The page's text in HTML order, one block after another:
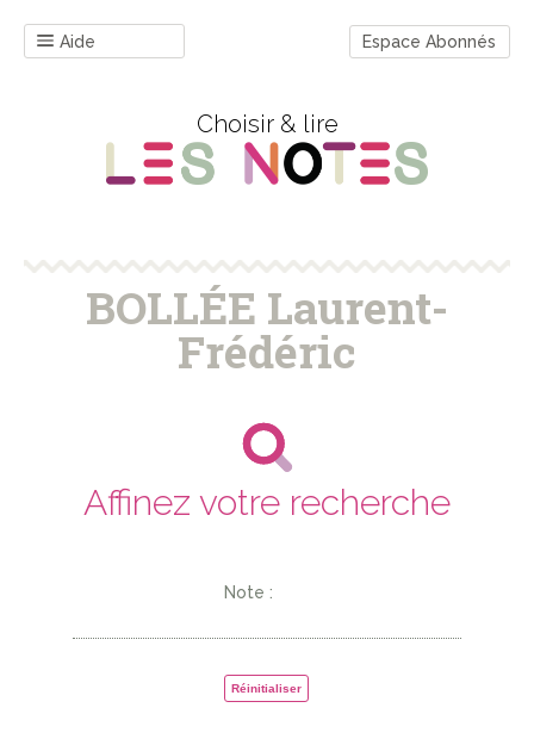
Aide Espace Abonnés
Choisir & lire
BOLLÉE Laurent-
Frédéric
Affinez votre recherche
Note :
Réinitialiser